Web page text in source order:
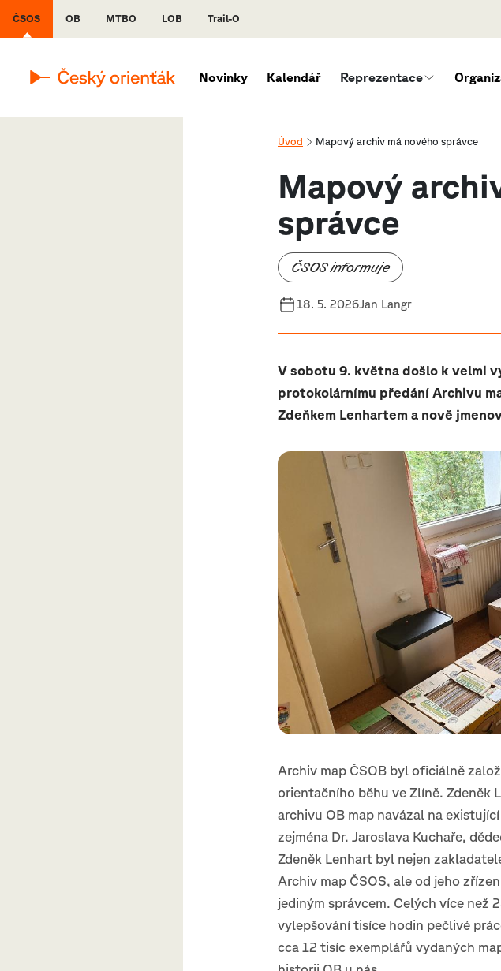
ČSOS OB MTBO LOB Trail-O
Novinky Kalendář Reprezentace
Úvod Mapový archiv má nového správce
Mapový
správce
ČSOS informuje
18. 5. 2026Jan Langr
V sobotu 9. května došlo k velmi
protokolárnímu předání Archivu
Zdeňkem Lenhartem a nově
Archiv map ČSOB byl oficiálně
orientačního běhu ve Zlíně. Zdeněk
archivu OB map navázal na
zejména Dr. Jaroslava Kuchaře,
Zdeněk Lenhart byl nejen
Archiv map ČSOS, ale od jeho
jediným správcem. Celých více než
vylepšování tisíce hodin pečlivé
cca 12 tisíc exemplářů vydaných